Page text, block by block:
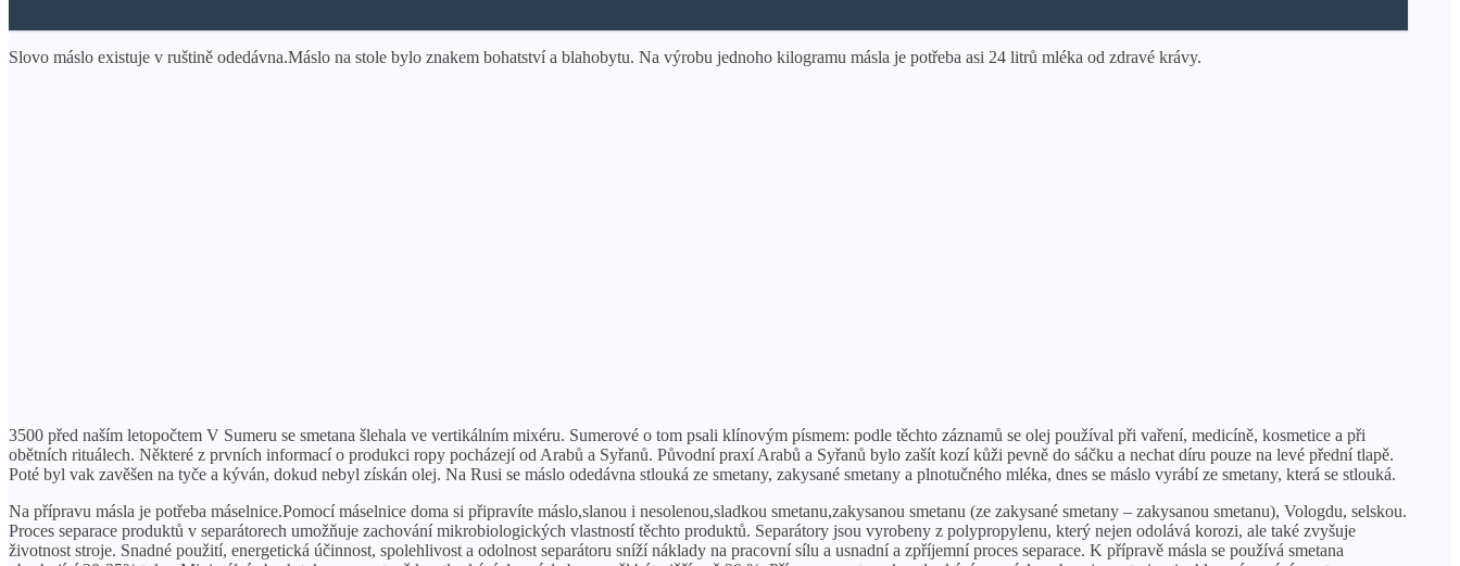
Slovo máslo existuje v ruštině odedávna.Máslo na stole bylo znakem bohatství a blahobytu. Na výrobu jednoho kilogramu másla je potřeba asi 24 litrů mléka od zdravé krávy.
3500 před naším letopočtem V Sumeru se smetana šlehala ve vertikálním mixéru. Sumerové o tom psali klínovým písmem: podle těchto záznamů se olej používal při vaření, medicíně, kosmetice a při
obětních rituálech. Některé z prvních informací o produkci ropy pocházejí od Arabů a Syřanů. Původní praxí Arabů a Syřanů bylo zašít kozí kůži pevně do sáčku a nechat díru pouze na levé přední tlapě.
Poté byl vak zavěšen na tyče a kýván, dokud nebyl získán olej. Na Rusi se máslo odedávna stlouká ze smetany, zakysané smetany a plnotučného mléka, dnes se máslo vyrábí ze smetany, která se stlouká.
Na přípravu másla je potřeba máselnice.Pomocí máselnice doma si připravíte máslo,slanou i nesolenou,sladkou smetanu,zakysanou smetanu (ze zakysané smetany – zakysanou smetanu), Vologdu, selskou.
Proces separace produktů v separátorech umožňuje zachování mikrobiologických vlastností těchto produktů. Separátory jsou vyrobeny z polypropylenu, který nejen odolává korozi, ale také zvyšuje
životnost stroje. Snadné použití, energetická účinnost, spolehlivost a odolnost separátoru sníží náklady na pracovní sílu a usnadní a zpříjemní proces separace. K přípravě másla se používá smetana